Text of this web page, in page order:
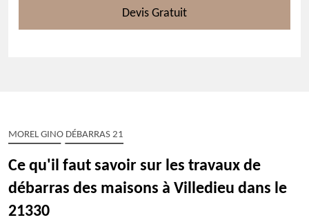
Devis Gratuit
MOREL GINO DÉBARRAS 21
Ce qu'il faut savoir sur les travaux de
débarras des maisons à Villedieu dans le
21330